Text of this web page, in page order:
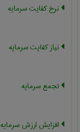
نرخ کفایت سرمایه
نیاز کفایت سرمایه
تجمع سرمایه
افزایش ارزش سرمایه